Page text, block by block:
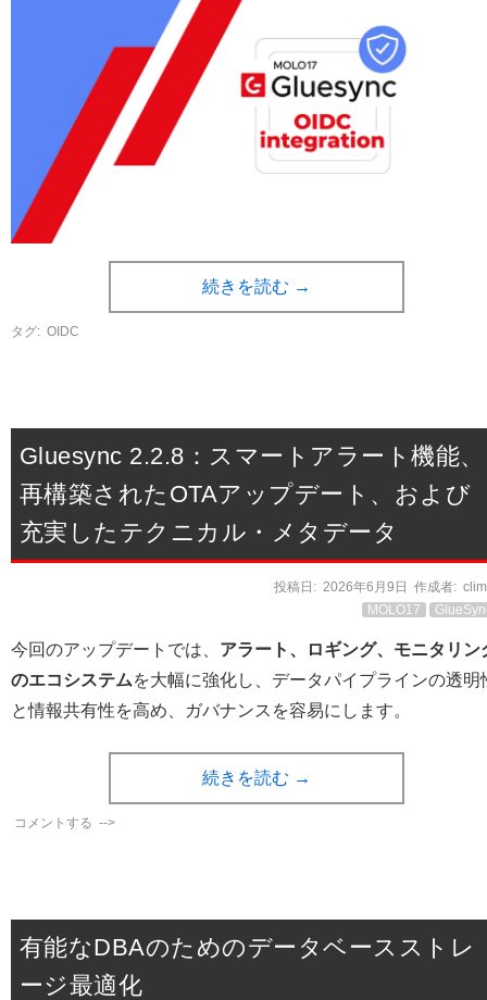
続きを読む →
タグ: OIDC
Gluesync 2.2.8：スマートアラート機能、
再構築されたOTAアップデート、および
充実したテクニカル・メタデータ
投稿日: 2026年6月9日 作成者:
MOLO17
今回のアップデートでは、 アラート、ロギング、モニタリン
のエコシステムを大幅に強化し、データパイプラインの透明
と情報共有性を高め、ガバナンスを容易にします。
続きを読む →
コメントする -->
有能なDBAのためのデータベースストレ
ージ最適化